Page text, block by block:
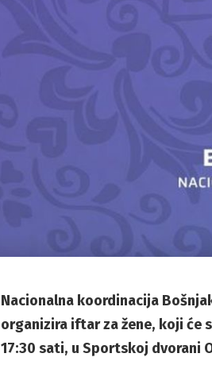
Nacionalna koordinacija
organizira iftar za žene, koji će
17:30 sati, u Sportskoj dvorani